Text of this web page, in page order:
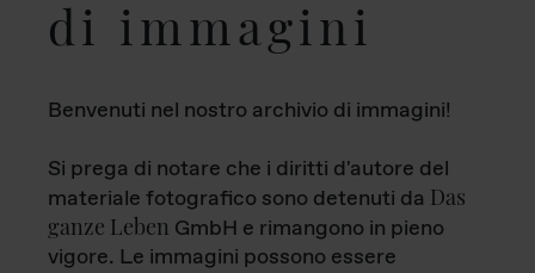
di immagini
Benvenuti nel nostro archivio di immagini!
Si prega di notare che i diritti d'autore del
materiale fotografico sono detenuti da Das
ganze Leben GmbH e rimangono in pieno
vigore. Le immagini possono essere